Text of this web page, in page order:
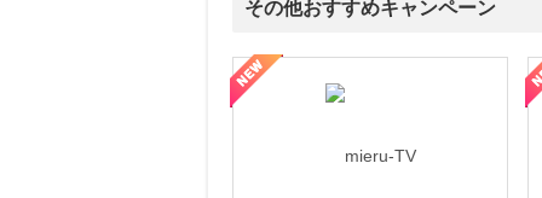
その他おすすめキャンペーン
【LOJEL公式サイト】スーツケース・バッグ
【ロデオドライブ】創業70